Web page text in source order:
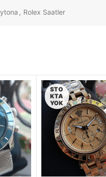
, Rolex Saatler
STO
KTA
YOK